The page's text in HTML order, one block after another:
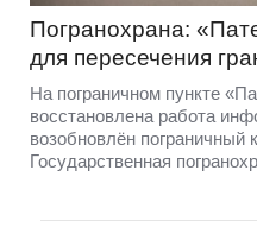
Погранохрана:
для пересечения
На пограничном пункте
восстановлена работа
возобновлён пограничный
Государственная